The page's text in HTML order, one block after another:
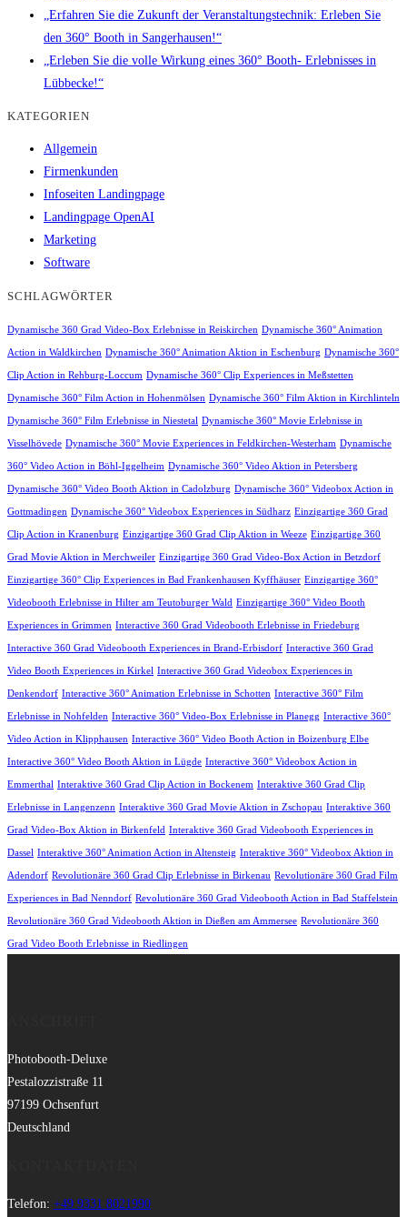
„Erfahren Sie die Zukunft der Veranstaltungstechnik: Erleben Sie
den 360° Booth in Sangerhausen!“
„Erleben Sie die volle Wirkung eines 360° Booth- Erlebnisses in
Lübbecke!“
KATEGORIEN
Allgemein
Firmenkunden
Infoseiten Landingpage
Landingpage OpenAI
Marketing
Software
SCHLAGWÖRTER
Dynamische 360 Grad Video-Box Erlebnisse in Reiskirchen Dynamische 360° Animation
Action in Waldkirchen Dynamische 360° Animation Aktion in Eschenburg Dynamische 360°
Clip Action in Rehburg-Loccum Dynamische 360° Clip Experiences in Meßstetten
Dynamische 360° Film Action in Hohenmölsen Dynamische 360° Film Aktion in Kirchlinteln
Dynamische 360° Film Erlebnisse in Niestetal Dynamische 360° Movie Erlebnisse in
Visselhövede Dynamische 360° Movie Experiences in Feldkirchen-Westerham Dynamische
360° Video Action in Böhl-Iggelheim Dynamische 360° Video Aktion in Petersberg
Dynamische 360° Video Booth Aktion in Cadolzburg Dynamische 360° Videobox Action in
Gottmadingen Dynamische 360° Videobox Experiences in Südharz Einzigartige 360 Grad
Clip Action in Kranenburg Einzigartige 360 Grad Clip Aktion in Weeze Einzigartige 360
Grad Movie Aktion in Merchweiler Einzigartige 360 Grad Video-Box Action in Betzdorf
Einzigartige 360° Clip Experiences in Bad Frankenhausen Kyffhäuser Einzigartige 360°
Videobooth Erlebnisse in Hilter am Teutoburger Wald Einzigartige 360° Video Booth
Experiences in Grimmen Interactive 360 Grad Videobooth Erlebnisse in Friedeburg
Interactive 360 Grad Videobooth Experiences in Brand-Erbisdorf Interactive 360 Grad
Video Booth Experiences in Kirkel Interactive 360 Grad Videobox Experiences in
Denkendorf Interactive 360° Animation Erlebnisse in Schotten Interactive 360° Film
Erlebnisse in Nohfelden Interactive 360° Video-Box Erlebnisse in Planegg Interactive 360°
Video Action in Klipphausen Interactive 360° Video Booth Action in Boizenburg Elbe
Interactive 360° Video Booth Aktion in Lügde Interactive 360° Videobox Action in
Emmerthal Interaktive 360 Grad Clip Action in Bockenem Interaktive 360 Grad Clip
Erlebnisse in Langenzenn Interaktive 360 Grad Movie Aktion in Zschopau Interaktive 360
Grad Video-Box Aktion in Birkenfeld Interaktive 360 Grad Videobooth Experiences in
Dassel Interaktive 360° Animation Action in Altensteig Interaktive 360° Videobox Aktion in
Adendorf Revolutionäre 360 Grad Clip Erlebnisse in Birkenau Revolutionäre 360 Grad Film
Experiences in Bad Nenndorf Revolutionäre 360 Grad Videobooth Action in Bad Staffelstein
Revolutionäre 360 Grad Videobooth Aktion in Dießen am Ammersee Revolutionäre 360
Grad Video Booth Erlebnisse in Riedlingen
Photobooth-Deluxe
Pestalozzistraße 11
97199 Ochsenfurt
Deutschland
Telefon: +49 9331 8021990